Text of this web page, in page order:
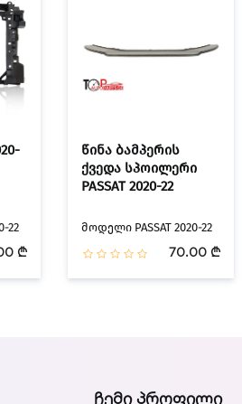
22
₾
წინა ბამპერის
ქვედა სპოილერი
PASSAT 2020-22
მოდელი PASSAT 2020-22
70.00 ₾
ᲩᲔᲛᲘ ᲞᲠᲝᲤᲘᲚᲘ